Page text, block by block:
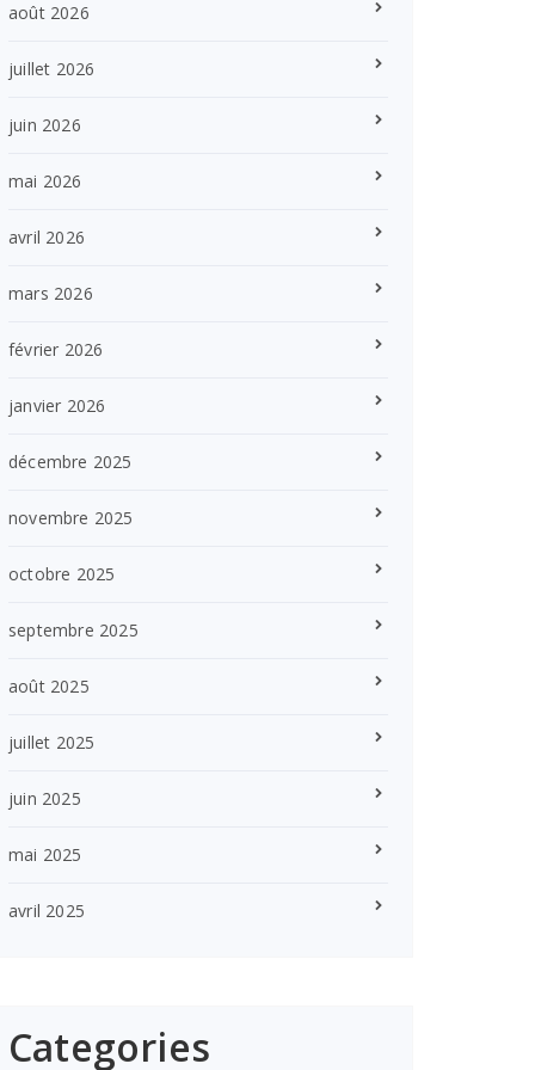
août 2026
juillet 2026
juin 2026
mai 2026
avril 2026
mars 2026
février 2026
janvier 2026
décembre 2025
novembre 2025
octobre 2025
septembre 2025
août 2025
juillet 2025
juin 2025
mai 2025
avril 2025
Categories